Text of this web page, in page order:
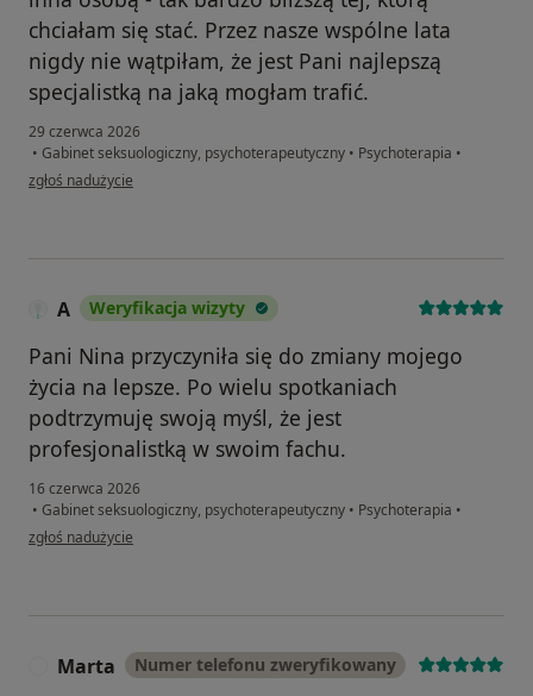
chciałam się stać. Przez nasze wspólne lata
nigdy nie wątpiłam, że jest Pani najlepszą
specjalistką na jaką mogłam trafić.
29 czerwca 2026
• Gabinet seksuologiczny, psychoterapeutyczny • Psychoterapia •
w opinii użytkownika Natalia
zgłoś nadużycie
A Weryfikacja wizyty
Pani Nina przyczyniła się do zmiany mojego
życia na lepsze. Po wielu spotkaniach
podtrzymuję swoją myśl, że jest
profesjonalistką w swoim fachu.
16 czerwca 2026
• Gabinet seksuologiczny, psychoterapeutyczny • Psychoterapia •
w opinii użytkownika A
zgłoś nadużycie
Marta Numer telefonu zweryfikowany